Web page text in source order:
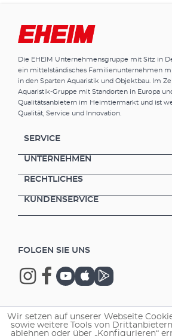
Die EHEIM Unternehmensgruppe mit Sitz in
ein mittelständisches Familienunternehmen
in den Sparten Aquaristik und Objektbau. Im
Aquaristik-Gruppe mit Standorten in Europa
Qualitätsanbietern im Heimtiermarkt und ist
Qualität, Service und Innovation.
SERVICE
UNTERNEHMEN
RECHTLICHES
KUNDENSERVICE
FOLGEN SIE UNS
Copyright © 2026 EHEIM GmbH & Co. KG.
Wir setzen auf unserer Webseite
sowie weitere Tools von
ablehnen oder über „Konfigurieren“